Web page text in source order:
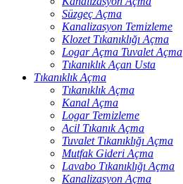
Süzgeç Açma
Kanalizasyon Temizleme
Klozet Tıkanıklığı Açma
Logar Açma Tuvalet Açma
Tıkanıklık Açan Usta
Tıkanıklık Açma
Tıkanıklık Açma
Kanal Açma
Logar Temizleme
Acil Tıkanık Açma
Tuvalet Tıkanıklığı Açma
Mutfak Gideri Açma
Lavabo Tıkanıklığı Açma
Kanalizasyon Açma